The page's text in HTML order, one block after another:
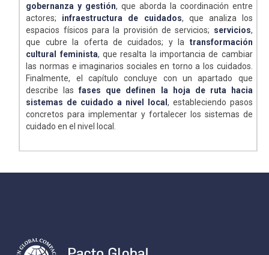
gobernanza y gestión, que aborda la coordinación entre
actores; infraestructura de cuidados, que analiza los
espacios físicos para la provisión de servicios; servicios,
que cubre la oferta de cuidados; y la transformación
cultural feminista, que resalta la importancia de cambiar
las normas e imaginarios sociales en torno a los cuidados.
Finalmente, el capítulo concluye con un apartado que
describe lasfases que definen la hoja de ruta hacia
sistemas de cuidado a nivel local , estableciendo pasos
concretos para implementar y fortalecer los sistemas de
cuidado en el nivel local.